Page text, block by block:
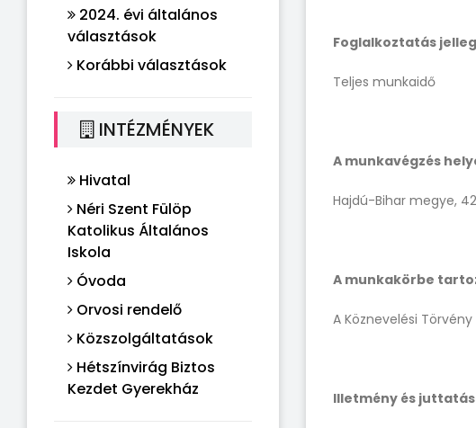
2024. évi általános
választások
Korábbi választások
INTÉZMÉNYEK
Hivatal
Néri Szent Fülöp
Katolikus Általános
Iskola
Óvoda
Orvosi rendelő
Közszolgáltatások
Hétszínvirág Biztos
Kezdet Gyerekház
Foglalkoztatás
Teljes munkaidő
A munkavégzés
Hajdú-Bihar megye,
A munkakörbe
A Köznevelési
Illetmény és